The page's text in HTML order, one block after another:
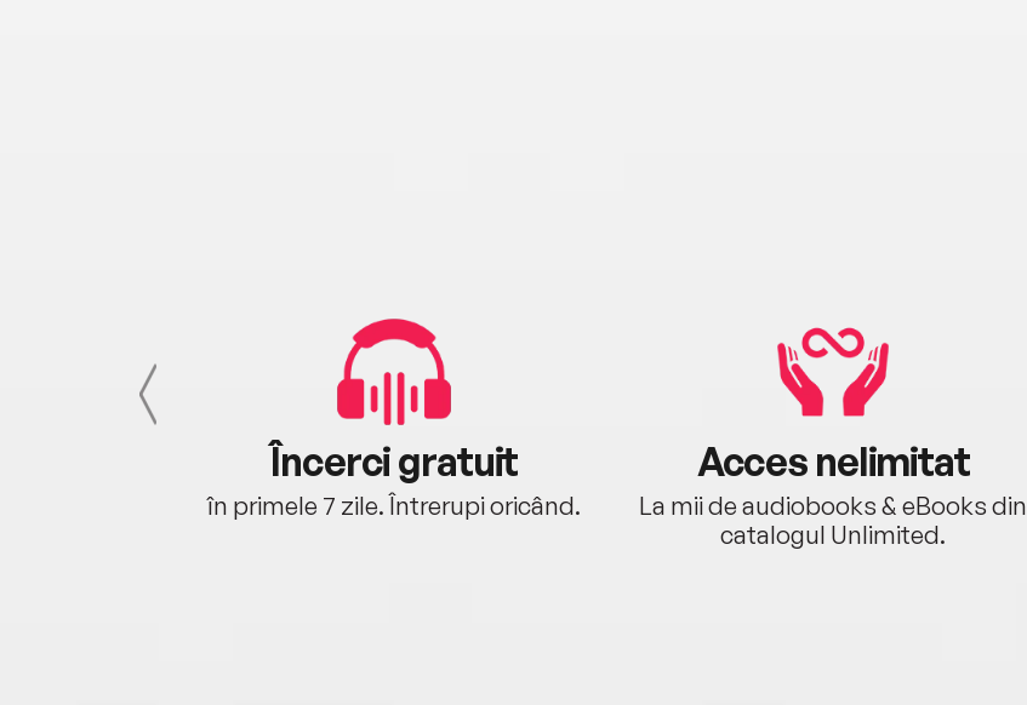
Încerci gratuit
în primele 7 zile. Întrerupi oricând.
Acces nelimitat
La mii de audiobooks & eBooks din
catalogul Unlimited.